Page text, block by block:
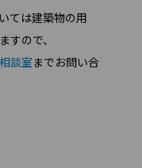
ては建築物の用
すので、
談室までお問い合